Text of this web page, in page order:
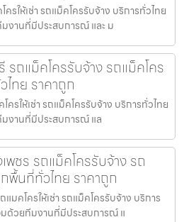
รให้เช่า รถแม็คโครรับจ้าง บริการทั่วไทย
งานที่มีประสบการณ์ และ ม
รถแม็คโครรับจ้าง รถแม็คโคร
ไทย ราคาถูก
รให้เช่า รถแม็คโครรับจ้าง บริการทั่วไทย
มงานที่มีประสบการณ์ แล
พชร รถแม็คโครรับจ้าง รถ
พื้นที่ทั่วไทย ราคาถูก
มคโครให้เช่า รถแม็คโครรับจ้าง บริการ
มด้วยทีมงานที่มีประสบการณ์ แ